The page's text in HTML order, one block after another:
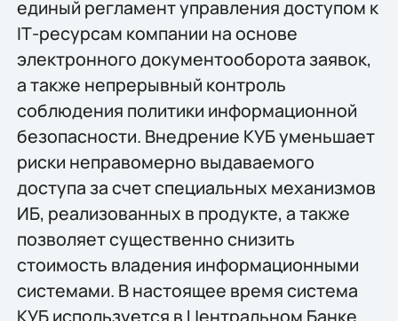
единый регламент управления доступом к
IТ-ресурсам компании на основе
электронного документооборота заявок,
а также непрерывный контроль
соблюдения политики информационной
безопасности. Внедрение КУБ уменьшает
риски неправомерно выдаваемого
доступа за счет специальных механизмов
ИБ, реализованных в продукте, а также
позволяет существенно снизить
стоимость владения информационными
системами. В настоящее время система
КУБ используется в Центральном Банке